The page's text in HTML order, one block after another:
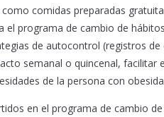
comidas preparadas
programa de cambio de
de autocontrol (registros
semanal o quincenal,
de la persona con
en el programa de cambio